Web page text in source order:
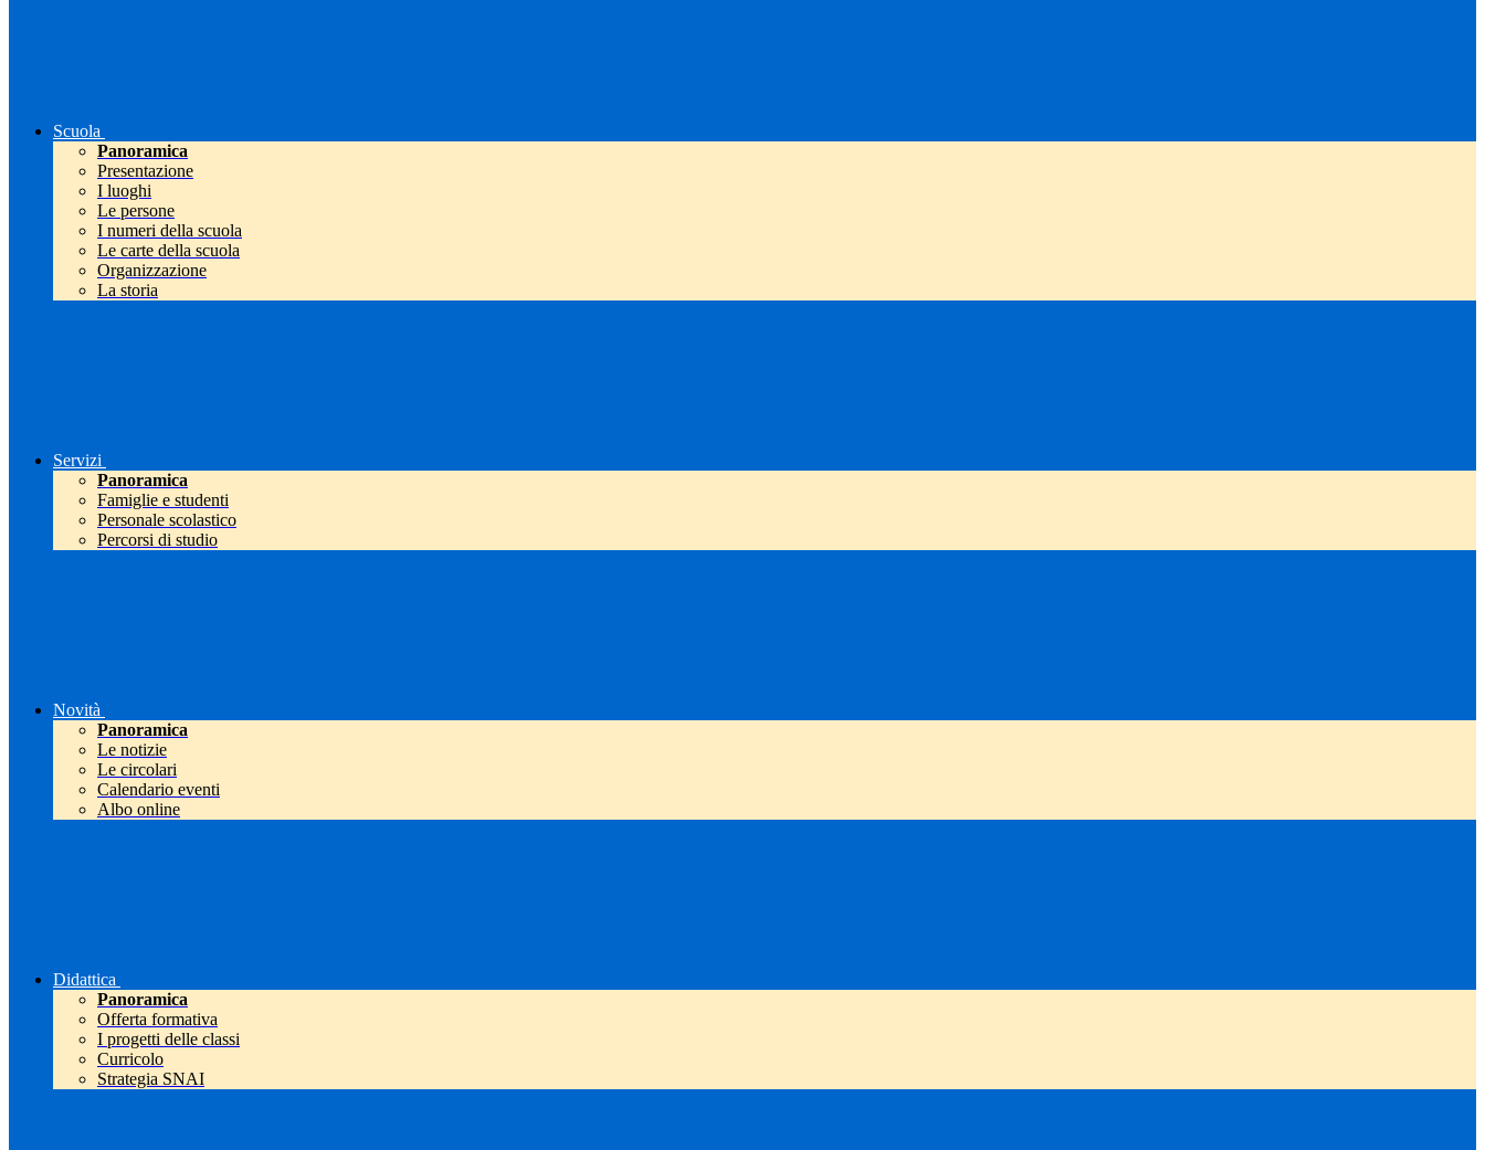
Scuola
Panoramica
Presentazione
I luoghi
Le persone
I numeri della scuola
Le carte della scuola
Organizzazione
La storia
Servizi
Panoramica
Famiglie e studenti
Personale scolastico
Percorsi di studio
Novità
Panoramica
Le notizie
Le circolari
Calendario eventi
Albo online
Didattica
Panoramica
Offerta formativa
I progetti delle classi
Curricolo
Strategia SNAI